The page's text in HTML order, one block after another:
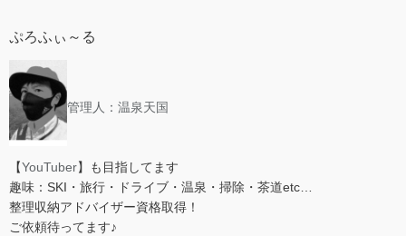
ぷろふぃ～る
管理人：温泉天国
【YouTuber】も目指してます
趣味：SKI・旅行・ドライブ・温泉・掃除・茶道etc…
整理収納アドバイザー資格取得！
ご依頼待ってます♪